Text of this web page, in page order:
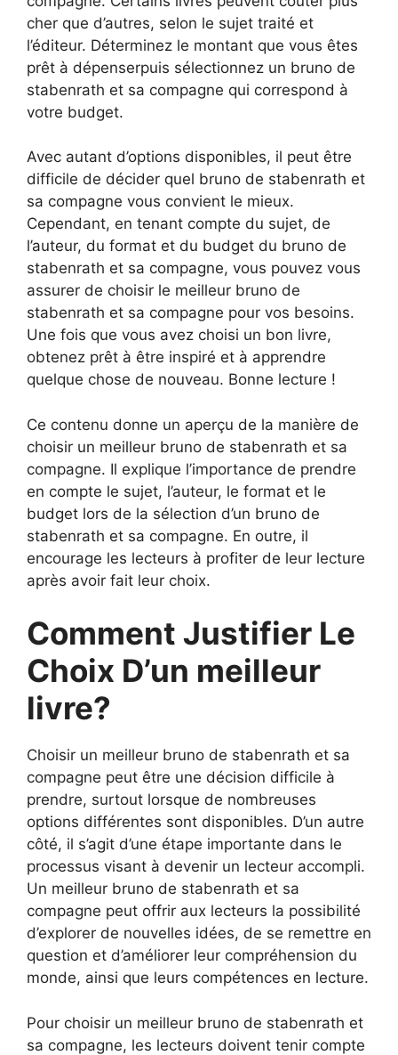
cher que d’autres, selon le sujet traité et
l’éditeur. Déterminez le montant que vous êtes
prêt à dépenserpuis sélectionnez un bruno de
stabenrath et sa compagne qui correspond à
votre budget.
Avec autant d’options disponibles, il peut être
difficile de décider quel bruno de stabenrath et
sa compagne vous convient le mieux.
Cependant, en tenant compte du sujet, de
l’auteur, du format et du budget du bruno de
stabenrath et sa compagne, vous pouvez vous
assurer de choisir le meilleur bruno de
stabenrath et sa compagne pour vos besoins.
Une fois que vous avez choisi un bon livre,
obtenez prêt à être inspiré et à apprendre
quelque chose de nouveau. Bonne lecture !
Ce contenu donne un aperçu de la manière de
choisir un meilleur bruno de stabenrath et sa
compagne. Il explique l’importance de prendre
en compte le sujet, l’auteur, le format et le
budget lors de la sélection d’un bruno de
stabenrath et sa compagne. En outre, il
encourage les lecteurs à profiter de leur lecture
après avoir fait leur choix.
Comment Justifier Le
Choix D’un meilleur
livre?
Choisir un meilleur bruno de stabenrath et sa
compagne peut être une décision difficile à
prendre, surtout lorsque de nombreuses
options différentes sont disponibles. D’un autre
côté, il s’agit d’une étape importante dans le
processus visant à devenir un lecteur accompli.
Un meilleur bruno de stabenrath et sa
compagne peut offrir aux lecteurs la possibilité
d’explorer de nouvelles idées, de se remettre en
question et d’améliorer leur compréhension du
monde, ainsi que leurs compétences en lecture.
Pour choisir un meilleur bruno de stabenrath et
sa compagne, les lecteurs doivent tenir compte